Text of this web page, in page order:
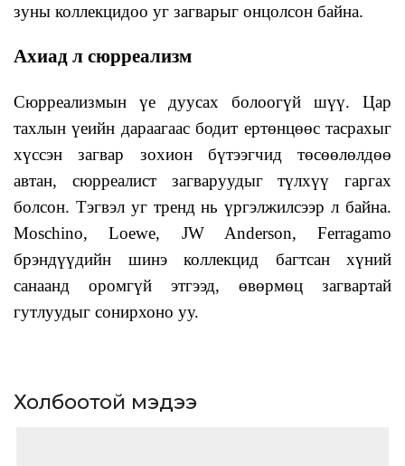
зуны коллекцидоо уг загварыг онцолсон байна.
Ахиад л сюрреализм
Сюрреализмын үе дуусах болоогүй шүү. Цар
тахлын үеийн дараагаас бодит ертөнцөөс тасрахыг
хүссэн загвар зохион бүтээгчид төсөөлөлдөө
автан, сюрреалист загваруудыг түлхүү гаргах
болсон. Тэгвэл уг тренд нь үргэлжилсээр л байна.
Moschino, Loewe, JW Anderson, Ferragamo
брэндүүдийн шинэ коллекцид багтсан хүний
санаанд оромгүй этгээд, өвөрмөц загвартай
гутлуудыг сонирхоно уу.
Холбоотой мэдээ